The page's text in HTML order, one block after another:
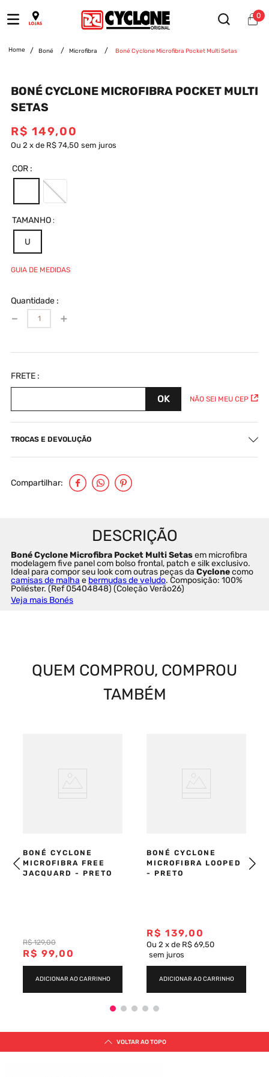
0
Boné Microfibra Boné Cyclone Microfibra Pocket Multi Setas
BONÉ CYCLONE MICROFIBRA POCKET MULTI
SETAS
R$ 149,00
Ou 2 x de R$ 74,50 sem juros
COR
TAMANHO
U
GUIA DE MEDIDAS
Quantidade
＋
－
NÃO SEI MEU CEP
TROCAS E DEVOLUÇÃO
Compartilhar
Boné Cyclone Microfibra Pocket Multi Setas em microfibra
modelagem five panel com bolso frontal, patch e silk exclusivo.
Ideal para compor seu look com outras peças da Cyclone
camisas de malha e bermudas de veludo. Composição: 100%
Poliéster. (Ref 05404848) (Coleção Verão26)
Veja mais Bonés
QUEM COMPROU, COMPROU
TAMBÉM
BONÉ CYCLONE
MICROFIBRA FREE
JACQUARD - PRETO
R$ 129,00
R$ 99,00
ADICIONAR AO CARRINHO
BONÉ CYCLONE
MICROFIBRA LOOPED
- PRETO
R$ 139,00
Ou 2 x de R$ 69,50
sem juros
ADICIONAR AO CARRINHO
VOLTAR AO TOPO